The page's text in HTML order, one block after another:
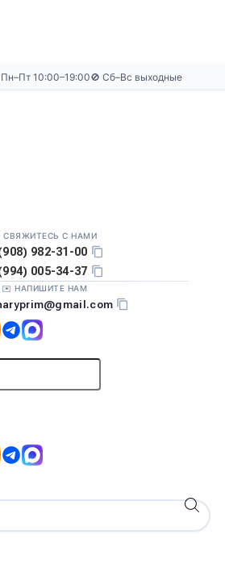
Пн–Пт 10:00–19:00🚫 Сб–Вс выходные
СВЯЖИТЕСЬ С НАМИ
982-31-00
005-34-37
✉️ НАПИШИТЕ НАМ